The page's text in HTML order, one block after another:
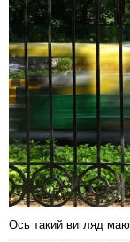
Ось такий вигляд